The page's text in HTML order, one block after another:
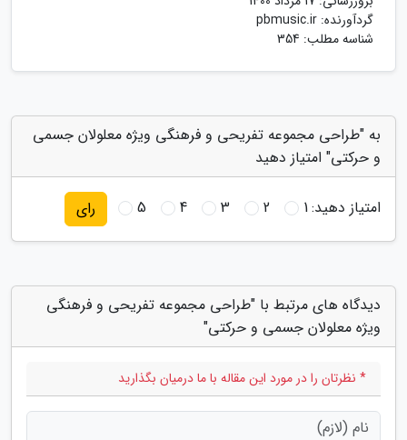
گردآورنده: pbmusic.ir
شناسه مطلب: 354
به "طراحی مجموعه تفریحی و فرهنگی ویژه معلولان جسمی
و حرکتی" امتیاز دهید
امتیاز دهید:1
2
3
4
5 رای
دیدگاه های مرتبط با "طراحی مجموعه تفریحی و فرهنگی
ویژه معلولان جسمی و حرکتی"
* نظرتان را در مورد این مقاله با ما درمیان بگذارید